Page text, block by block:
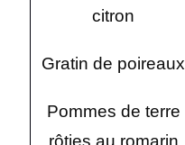
citron
Gratin de poireaux
Pommes de terre
rôties au romarin